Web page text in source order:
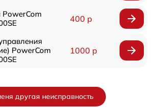
400 р
PowerCom
1000 р
другая неисправность